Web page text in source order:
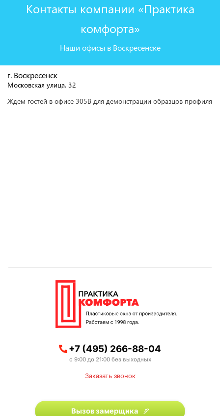
Контакты компании «Практика
комфорта»
Наши офисы в Воскресенске
г. Воскресенск
Московская улица, 32
Ждем гостей в офисе 305В для демонстрации образцов профиля
+7 (495) 266-88-04
с 9:00 до 21:00 без выходных
Заказать звонок
Вызов замерщика